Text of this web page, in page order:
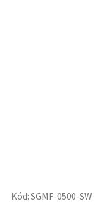
Kód:SGMF-0500-SW